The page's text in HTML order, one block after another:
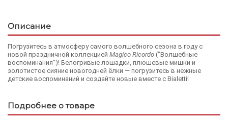
Описание
Погрузитесь в атмосферу самого волшебного сезона в году с
новой праздничной коллекцией Magico Ricordo ("Волшебные
воспоминания")! Белогривые лошадки, плюшевые мишки и
золотистое сияние новогодней ёлки — погрузитесь в нежные
детские воспоминаний и создайте новые вместе с Bialetti!
Подробнее о товаре